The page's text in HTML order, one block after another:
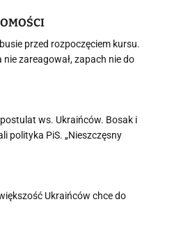
przed rozpoczęciem kursu.
zareagował, zapach nie do
ws. Ukraińców. Bosak i
polityka PiS. „Nieszczęsny
Ukraińców chce do